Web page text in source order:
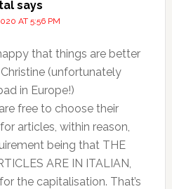
says
AT 5:56 PM
that things are better
(unfortunately
in Europe!)
free to choose their
articles, within reason,
being that THE
ARE IN ITALIAN,
the capitalisation. That’s